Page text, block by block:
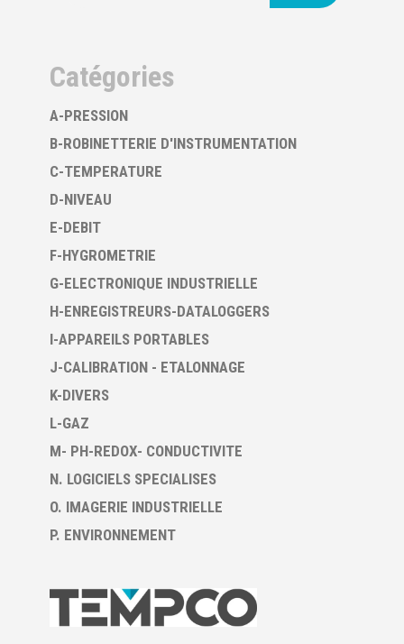
Catégories
A-PRESSION
B-ROBINETTERIE D'INSTRUMENTATION
C-TEMPERATURE
D-NIVEAU
E-DEBIT
F-HYGROMETRIE
G-ELECTRONIQUE INDUSTRIELLE
H-ENREGISTREURS-DATALOGGERS
I-APPAREILS PORTABLES
J-CALIBRATION - ETALONNAGE
K-DIVERS
L-GAZ
M- PH-REDOX- CONDUCTIVITE
N. LOGICIELS SPECIALISES
O. IMAGERIE INDUSTRIELLE
P. ENVIRONNEMENT